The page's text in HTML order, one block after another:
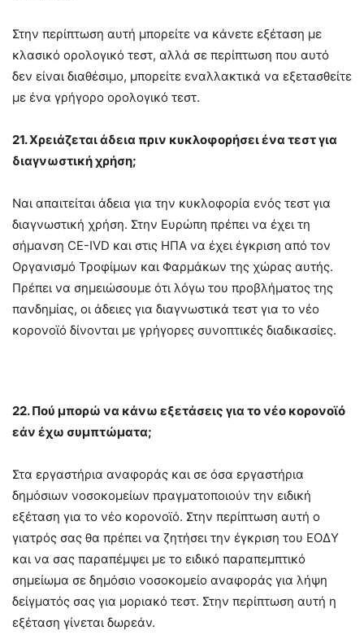
Στην περίπτωση αυτή μπορείτε να κάνετε εξέταση με
κλασικό ορολογικό τεστ, αλλά σε περίπτωση που αυτό
δεν είναι διαθέσιμο, μπορείτε εναλλακτικά να εξετασθείτε
με ένα γρήγορο ορολογικό τεστ.
21. Χρειάζεται άδεια πριν κυκλοφορήσει ένα τεστ για
διαγνωστική χρήση;
Ναι απαιτείται άδεια για την κυκλοφορία ενός τεστ για
διαγνωστική χρήση. Στην Ευρώπη πρέπει να έχει τη
σήμανση CE-IVD και στις ΗΠΑ να έχει έγκριση από τον
Οργανισμό Τροφίμων και Φαρμάκων της χώρας αυτής.
Πρέπει να σημειώσουμε ότι λόγω του προβλήματος της
πανδημίας, οι άδειες για διαγνωστικά τεστ για το νέο
κορονοϊό δίνονται με γρήγορες συνοπτικές διαδικασίες.
22. Πού μπορώ να κάνω εξετάσεις για το νέο κορονοϊό
εάν έχω συμπτώματα;
Στα εργαστήρια αναφοράς και σε όσα εργαστήρια
δημόσιων νοσοκομείων πραγματοποιούν την ειδική
εξέταση για το νέο κορονοϊό. Στην περίπτωση αυτή ο
γιατρός σας θα πρέπει να ζητήσει την έγκριση του ΕΟΔΥ
και να σας παραπέμψει με το ειδικό παραπεμπτικό
σημείωμα σε δημόσιο νοσοκομείο αναφοράς για λήψη
δείγματός σας για μοριακό τεστ. Στην περίπτωση αυτή η
εξέταση γίνεται δωρεάν.